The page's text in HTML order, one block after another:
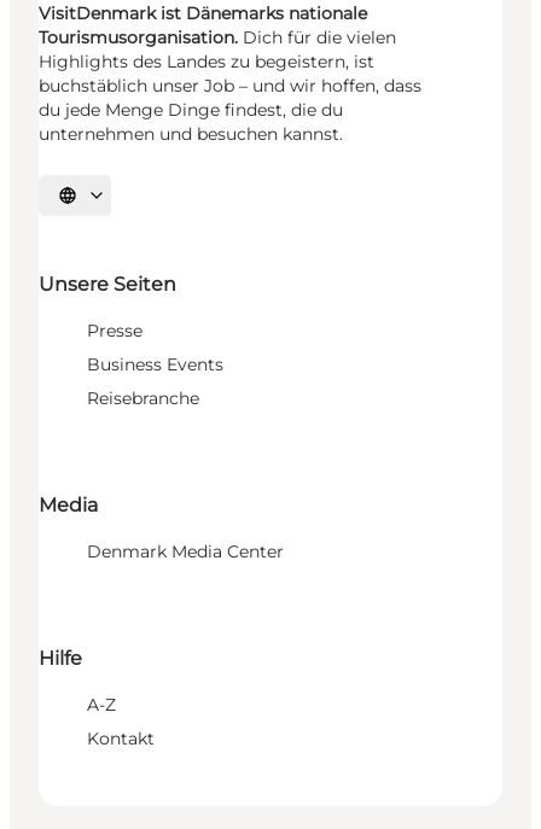
VisitDenmark ist Dänemarks nationale
Tourismusorganisation. Dich für die vielen
Highlights des Landes zu begeistern, ist
buchstäblich unser Job – und wir hoffen, dass
du jede Menge Dinge findest, die du
unternehmen und besuchen kannst.
Sprache auswählen
Unsere Seiten
Presse
Business Events
Reisebranche
Media
Denmark Media Center
Hilfe
A-Z
Kontakt